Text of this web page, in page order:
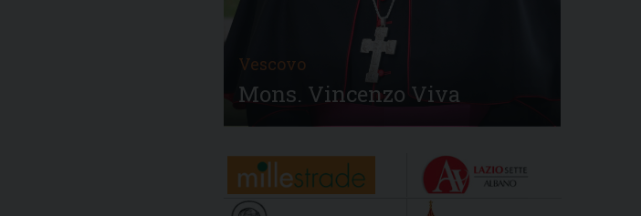
Vescovo
Mons. Vincenzo Viva